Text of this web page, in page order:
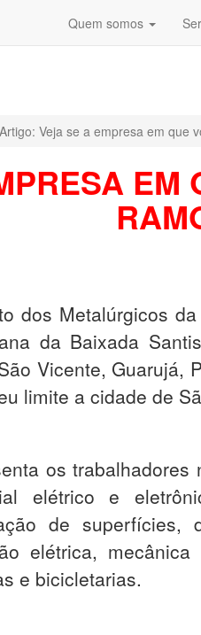
Quem somos
Artigo: Veja se a empresa em que
EM
dos Metalúrgicos
da Baixada
Vicente, Guarujá,
limite a cidade de
os
elétrico e
de
elétrica,
e bicicletarias.